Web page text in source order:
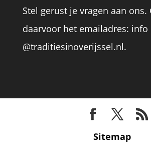
Stel gerust je vragen aan ons.
daarvoor het emailadres: info
@traditiesinoverijssel.nl.
Sitemap